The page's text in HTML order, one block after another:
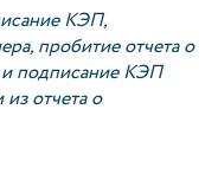
КЭП,
пробитие отчета о
и подписание КЭП
отчета о